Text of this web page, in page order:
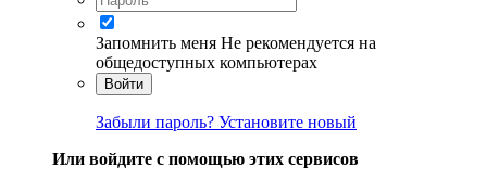
Запомнить меня Не рекомендуется на
общедоступных компьютерах
Войти
Забыли пароль? Установите новый
Или войдите с помощью этих сервисов